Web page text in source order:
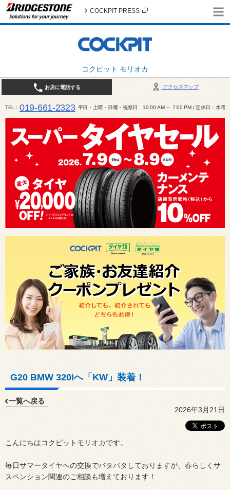
コクピット モリオカ
COCKPIT PRESS
アクセスマップ
お店に電話する
TEL 019-661-2323 平日・土曜・日曜・祝祭日 10:00 AM ～ 7:00 PM / 定休日：水曜
G20 BMW 320iへ「KW」装着！
一覧へ戻る
2026年3月21日
こんにちはコクピットモリオカです。
毎日サマータイヤへの交換でバタバタしておりますが、春らしくサ
スペンション関連のご相談も増えております！